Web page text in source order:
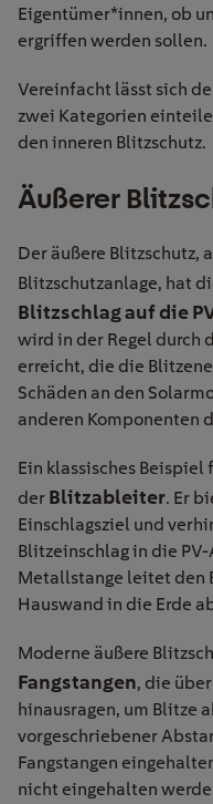
Eigentümer*innen, ob
ergriffen werden sollen.
Vereinfacht lässt sich
zwei Kategorien
den inneren Blitzschutz.
Äußerer
Der äußere Blitzschutz,
Blitzschutzanlage, hat
Blitzschlag auf die
wird in der Regel durch
erreicht, die die
Schäden an den
anderen Komponenten
Ein klassisches Beispiel
der Blitzableiter. Er
Einschlagsziel und
Blitzeinschlag in die
Metallstange leitet den
Hauswand in die Erde
Moderne äußere
Fangstangen, die
hinausragen, um Blitze
vorgeschriebener
Fangstangen
nicht eingehalten